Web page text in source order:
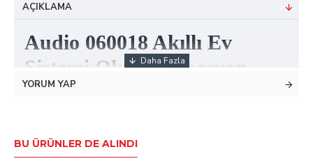
AÇIKLAMA
Audio 060018 Akıllı Ev
Sistemi Ok 4 Otomasyon
Kablosu(100 Mt)
ürünüdür.
YORUM YAP
BU ÜRÜNLER DE ALINDI